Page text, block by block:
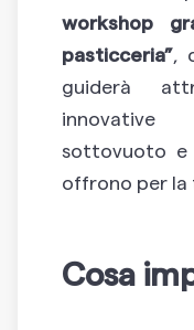
workshop
pasticceria” ,
guiderà
sottovuoto e
offrono per la
Cosa